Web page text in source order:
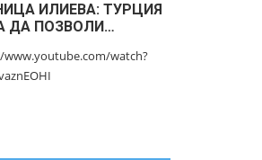
ИЛИЕВА: ТУРЦИЯ
ДА ПОЗВОЛИ…
watch?